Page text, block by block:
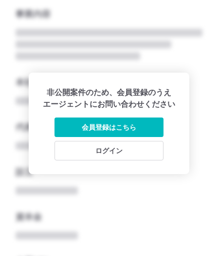
事業内容
本社所在地名
代表者
設立
資本金
非公開案件のため、会員登録のうえ
エージェントにお問い合わせください
会員登録はこちら
ログイン